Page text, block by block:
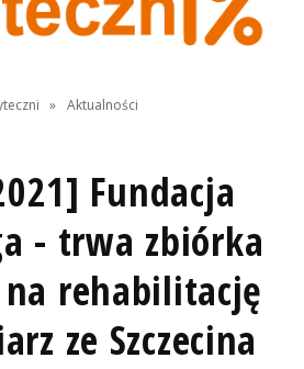
» Aktualności
Fundacja
- trwa zbiórka
rehabilitację
ze Szczecina